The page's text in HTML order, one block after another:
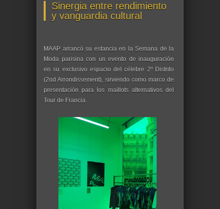
Sinergia entre rendimiento
y vanguardia cultural
MAAP arrancó su estancia en la Semana de la
Moda parisina con un evento de inauguración
en su exclusivo espacio del célebre 2º Distrito
(2nd Arrondissement), sirviendo como marco de
presentación para los maillots alternativos del
Tour de Francia.